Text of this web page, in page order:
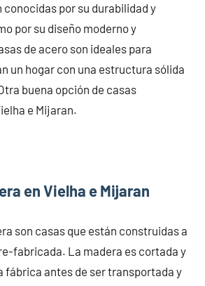
conocidas por su durabilidad y
por su diseño moderno y
de acero son ideales para
un hogar con una estructura sólida
buena opción de casas
e Mijaran.
en Vielha e Mijaran
son casas que están construidas a
fabricada. La madera es cortada y
fábrica antes de ser transportada y